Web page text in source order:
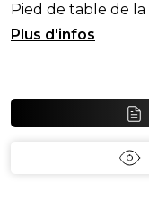
Pied de table de la
réglable en